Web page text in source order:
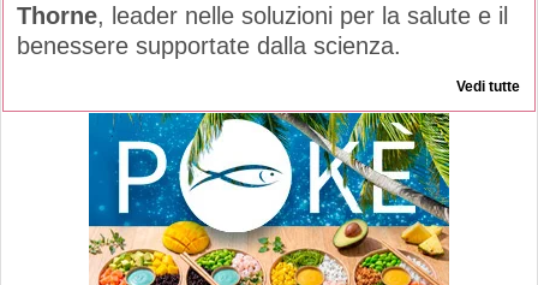
Thorne, leader nelle soluzioni per la salute e il
benessere supportate dalla scienza.
Vedi tutte